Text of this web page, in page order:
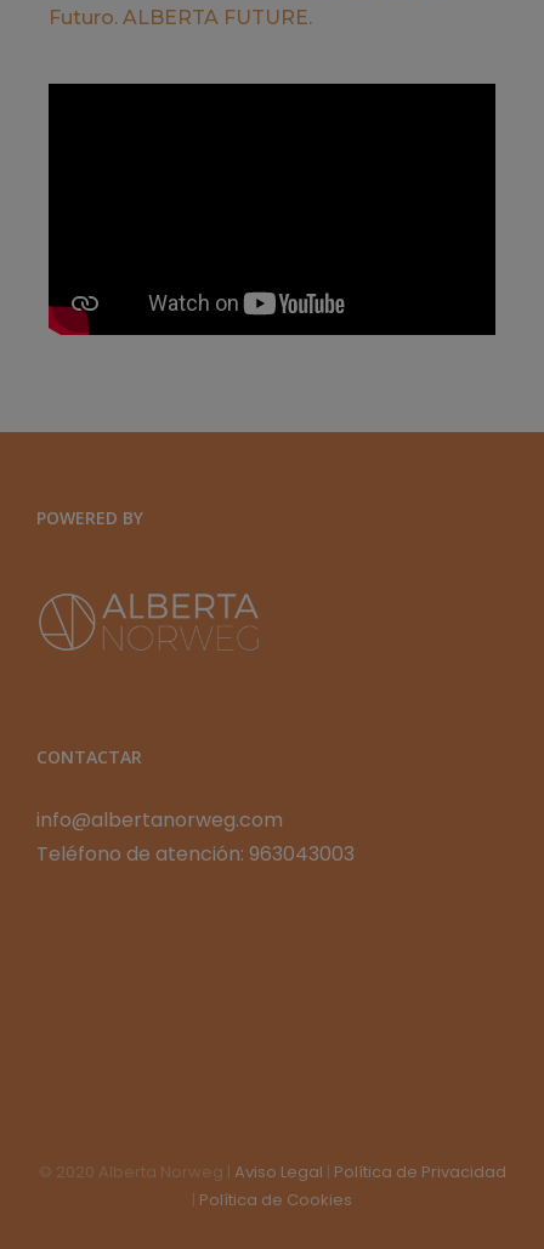
Futuro. ALBERTA FUTURE.
POWERED BY
CONTACTAR
info@albertanorweg.com
Teléfono de atención: 963043003
© 2020 Alberta Norweg | Aviso Legal Política de Privacidad
Política de Cookies